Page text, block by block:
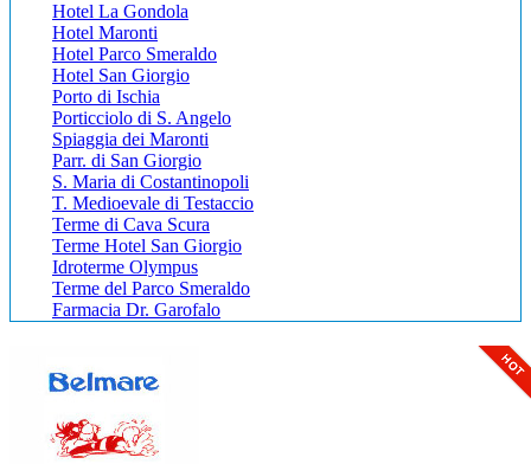
Hotel La Gondola
Hotel Maronti
Hotel Parco Smeraldo
Hotel San Giorgio
Porto di Ischia
Porticciolo di S. Angelo
Spiaggia dei Maronti
Parr. di San Giorgio
S. Maria di Costantinopoli
T. Medioevale di Testaccio
Terme di Cava Scura
Terme Hotel San Giorgio
Idroterme Olympus
Terme del Parco Smeraldo
Farmacia Dr. Garofalo